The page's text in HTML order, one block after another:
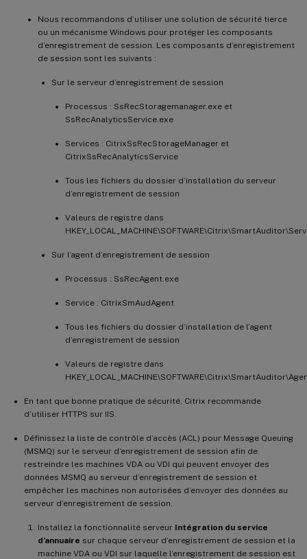
Nous recommandons d’utiliser une solution de sécurité tierce
ou un mécanisme Windows pour protéger les composants
d’enregistrement de session. Les composants d’enregistrement
de session sont les suivants :
Sur le serveur d’enregistrement de session
Processus : SsRecStoragemanager.exe et
SsRecAnalyticsService.exe
Services : CitrixSsRecStorageManager et
CitrixSsRecAnalyticsService
Tous les fichiers du dossier d’installation du serveur
d’enregistrement de session
Valeurs de registre dans
Sur l’agent d’enregistrement de session
Processus : SsRecAgent.exe
Service : CitrixSmAudAgent
Tous les fichiers du dossier d’installation de l’agent
d’enregistrement de session
Valeurs de registre dans
En tant que bonne pratique de sécurité, Citrix recommande
d’utiliser HTTPS sur IIS.
Définissez la liste de contrôle d’accès (ACL) pour Message Queuing
(MSMQ) sur le serveur d’enregistrement de session afin de
restreindre les machines VDA ou VDI qui peuvent envoyer des
données MSMQ au serveur d’enregistrement de session et
empêcher les machines non autorisées d’envoyer des données au
serveur d’enregistrement de session.
Installez la fonctionnalité serveur Intégration du service
d’annuaire sur chaque serveur d’enregistrement de session et la
machine VDA ou VDI sur laquelle l’enregistrement de session est